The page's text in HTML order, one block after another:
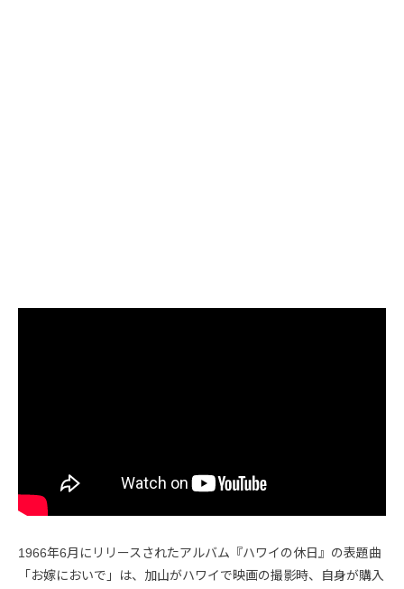
1966年6月にリリースされたアルバム『ハワイの休日』の表題曲
「お嫁においで」は、加山がハワイで映画の撮影時、自身が購入